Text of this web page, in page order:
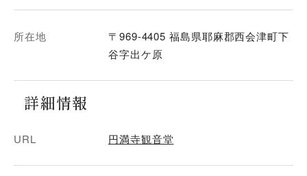
所在地
〒969-4405 福島県耶麻郡西会津町下
谷字出ケ原
詳細情報
URL 円満寺観音堂